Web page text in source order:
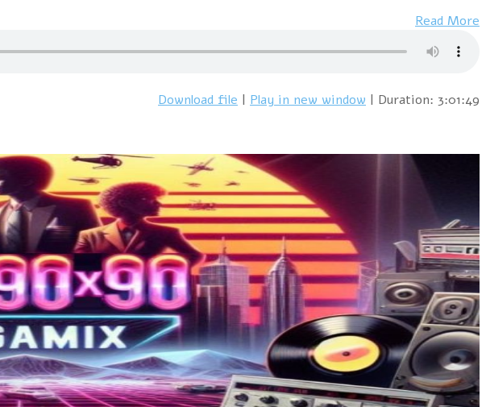
Read More
Download file | Play in new window | Duration: 3:01:49